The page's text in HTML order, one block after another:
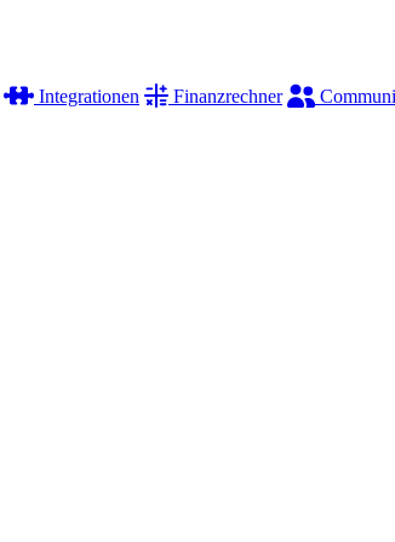
Integrationen Finanzrechner